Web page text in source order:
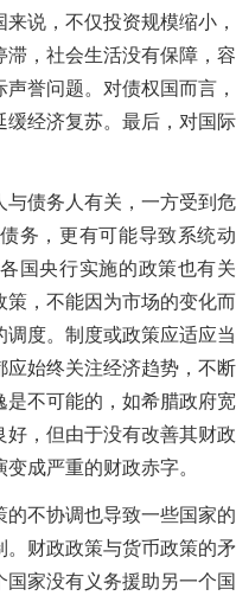
说，不仅投资规模缩小，
，社会生活没有保障，容
誉问题。对债权国而言，
缓经济复苏。最后，对国际
债务人有关，一方受到危
务，更有可能导致系统动
国央行实施的政策也有关
策，不能因为市场的变化而
度。制度或政策应适应当
应始终关注经济趋势，不断
不可能的，如希腊政府宽
，但由于没有改善其财政
成严重的财政赤字。
不协调也导致一些国家的
财政政策与货币政策的矛
家没有义务援助另一个国